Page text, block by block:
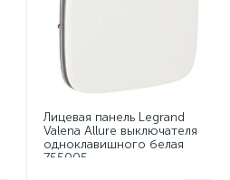
Лицевая панель Legrand
Valena Allure выключателя
одноклавишного белая
755005